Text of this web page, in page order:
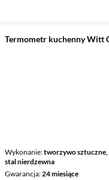
Termometr kuchenny Witt
Wykonanie tworzywo sztuczne,
stal nierdzewna
Gwarancja 24 miesiące